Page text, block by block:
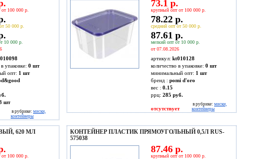
100 000 р.
50 000 р.
10 000 р.
упаковке: 0 шт
опт: 1 шт
шт
в рубрике: миски,
контейнеры
73.1 р.
крупный опт от 100 000 р.
78.22 р.
средний опт от 50 000 р.
87.61 р.
мелкий опт от 10 000 р.
от 07.08.2026
артикул: kt010128
количество в упаковке: 0 шт
минимальный опт: 1 шт
бренд : pomi d'oro
вес : 0.15
ррц: 285 руб.
отсутствует
в рубрике: миски,
контейнеры
620 МЛ
100 000 р.
КОНТЕЙНЕР ПЛАСТИК ПРЯМОУГОЛЬНЫЙ 0,5Л RUS-
575038
87.46 р.
крупный опт от 100 000 р.